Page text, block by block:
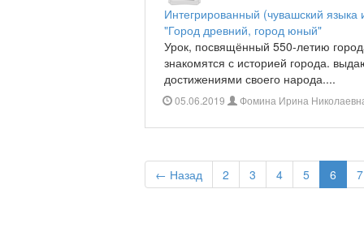
Интегрированный (чувашский языка
"Город древний, город юный"
Урок, посвящённый 550-летию
знакомятся с историей города.
достижениями своего народа....
05.06.2019 Фомина Ирина
← Назад 2 3 4 5 6 7